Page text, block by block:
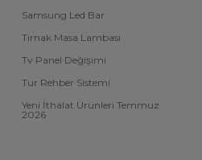
Samsung Led Bar
Tırnak Masa Lambası
Tv Panel Değişimi
Tur Rehber Sistemi
Yeni İthalat Ürünleri Temmuz
2026